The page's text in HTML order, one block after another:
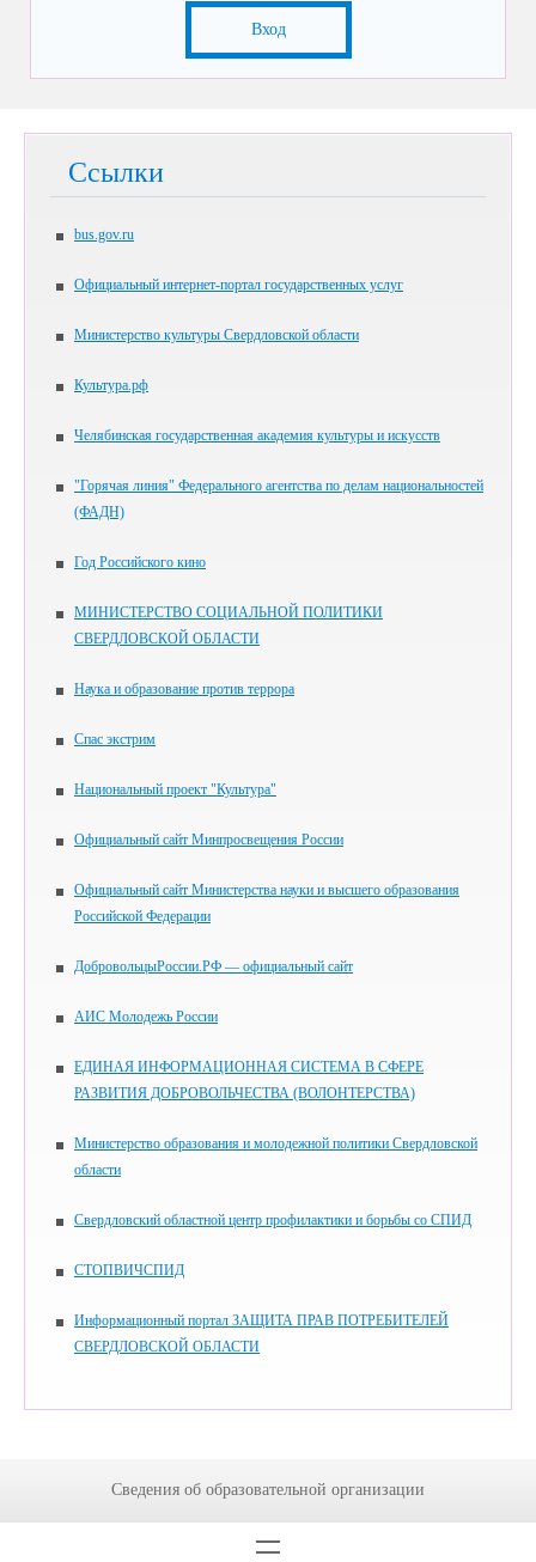
Вход
Ссылки
bus.gov.ru
Официальный интернет-портал государственных услуг
Министерство культуры Свердловской области
Культура.рф
Челябинская государственная академия культуры и искусств
"Горячая линия" Федерального агентства по делам национальностей
(ФАДН)
Год Российского кино
МИНИСТЕРСТВО СОЦИАЛЬНОЙ ПОЛИТИКИ
СВЕРДЛОВСКОЙ ОБЛАСТИ
Наука и образование против террора
Спас экстрим
Национальный проект "Культура"
Официальный сайт Минпросвещения России
Официальный сайт Министерства науки и высшего образования
Российской Федерации
ДобровольцыРоссии.РФ — официальный сайт
АИС Молодежь России
ЕДИНАЯ ИНФОРМАЦИОННАЯ СИСТЕМА В СФЕРЕ
РАЗВИТИЯ ДОБРОВОЛЬЧЕСТВА (ВОЛОНТЕРСТВА)
Министерство образования и молодежной политики Свердловской
области
Свердловский областной центр профилактики и борьбы со СПИД
СТОПВИЧСПИД
Информационный портал ЗАЩИТА ПРАВ ПОТРЕБИТЕЛЕЙ
СВЕРДЛОВСКОЙ ОБЛАСТИ
Сведения об образовательной организации